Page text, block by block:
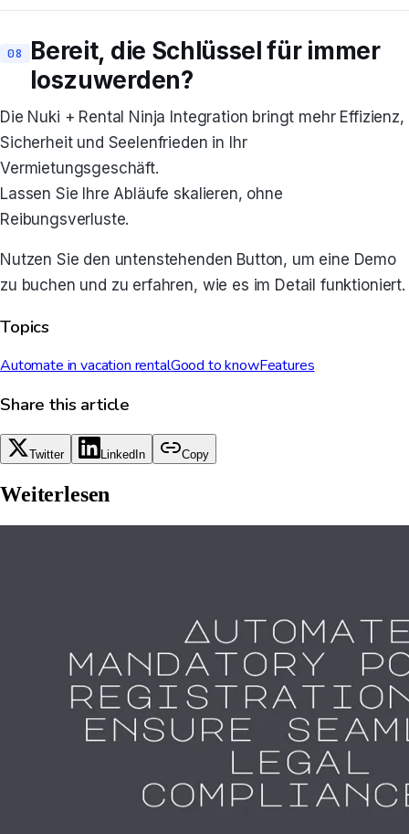
Bereit, die Schlüssel für immer
loszuwerden?
Die Nuki + Rental Ninja Integration bringt mehr Effizienz,
Sicherheit und Seelenfrieden in Ihr
Vermietungsgeschäft.
Lassen Sie Ihre Abläufe skalieren, ohne
Reibungsverluste.
Nutzen Sie den untenstehenden Button, um eine Demo
zu buchen und zu erfahren, wie es im Detail funktioniert.
Topics
Automate in vacation rentalGood to knowFeatures
Share this article
Twitter LinkedIn Copy
Weiterlesen